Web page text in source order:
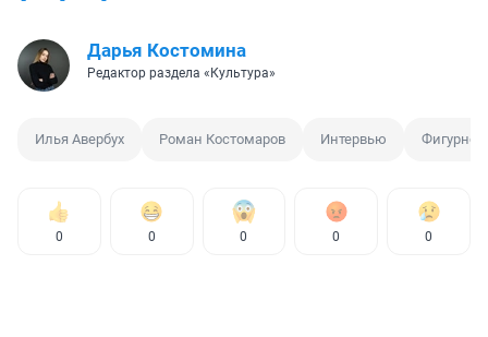
Дарья Костомина
Редактор раздела «Культура»
Илья Авербух Роман Костомаров Интервью Фигурное
0 0 0 0 0